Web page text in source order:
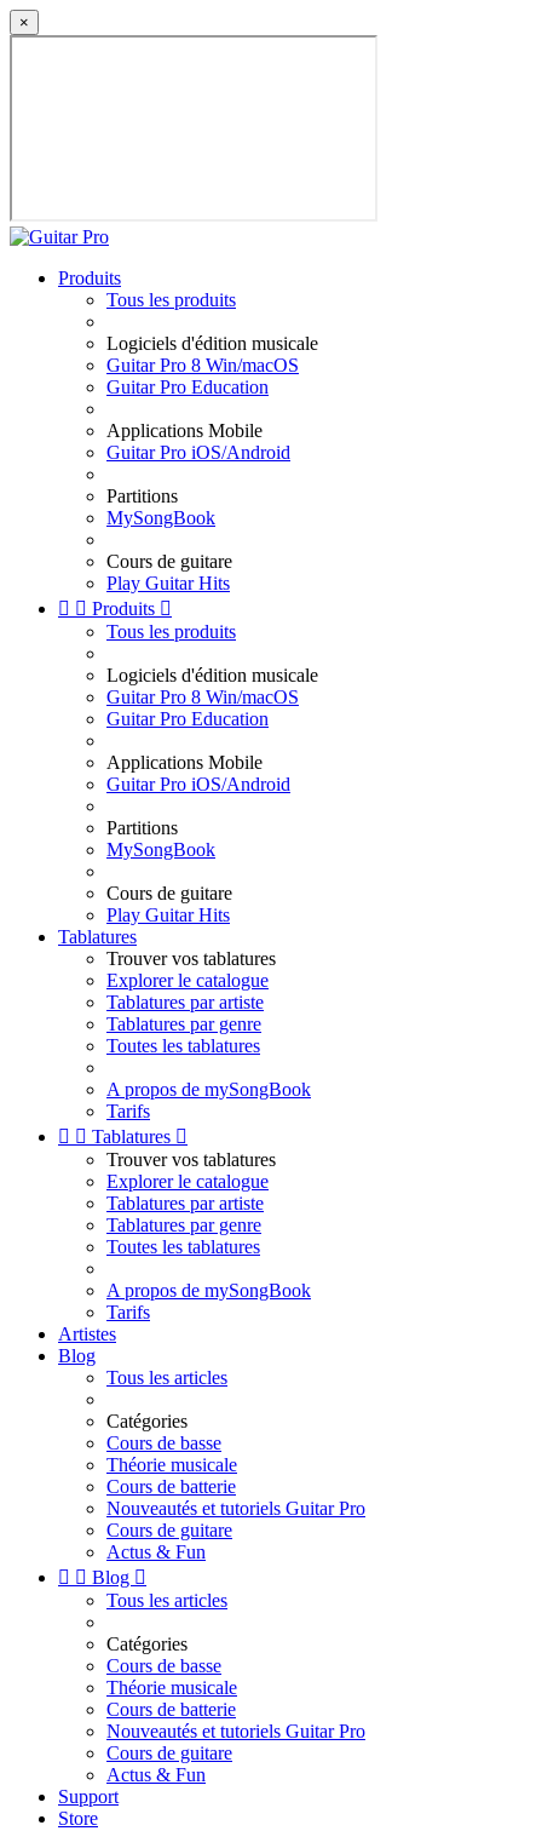
×
Produits
Tous les produits
Logiciels d'édition musicale
Guitar Pro 8 Win/macOS
Guitar Pro Education
Applications Mobile
Guitar Pro iOS/Android
Partitions
MySongBook
Cours de guitare
Play Guitar Hits
  Produits 
Tous les produits
Logiciels d'édition musicale
Guitar Pro 8 Win/macOS
Guitar Pro Education
Applications Mobile
Guitar Pro iOS/Android
Partitions
MySongBook
Cours de guitare
Play Guitar Hits
Tablatures
Trouver vos tablatures
Explorer le catalogue
Tablatures par artiste
Tablatures par genre
Toutes les tablatures
A propos de mySongBook
Tarifs
  Tablatures 
Trouver vos tablatures
Explorer le catalogue
Tablatures par artiste
Tablatures par genre
Toutes les tablatures
A propos de mySongBook
Tarifs
Artistes
Blog
Tous les articles
Catégories
Cours de basse
Théorie musicale
Cours de batterie
Nouveautés et tutoriels Guitar Pro
Cours de guitare
Actus & Fun
  Blog 
Tous les articles
Catégories
Cours de basse
Théorie musicale
Cours de batterie
Nouveautés et tutoriels Guitar Pro
Cours de guitare
Actus & Fun
Support
Store